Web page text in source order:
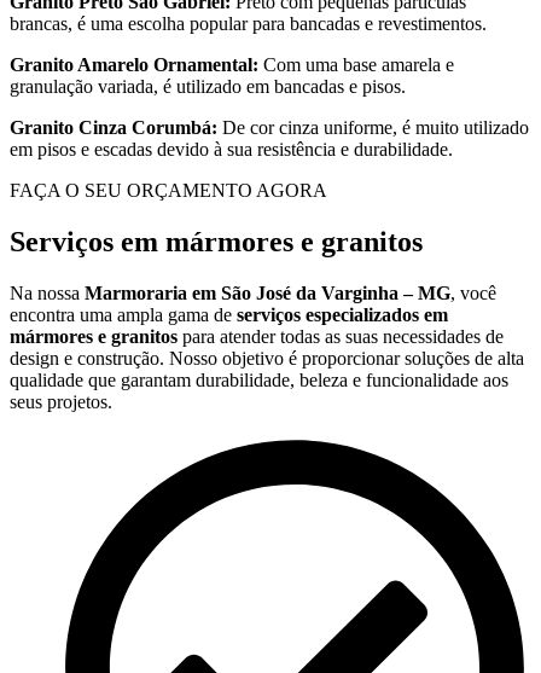
brancas, é uma escolha popular para bancadas e revestimentos.
Granito Amarelo Ornamental: Com uma base amarela e
granulação variada, é utilizado em bancadas e pisos.
Granito Cinza Corumbá: De cor cinza uniforme, é muito utilizado
em pisos e escadas devido à sua resistência e durabilidade.
FAÇA O SEU ORÇAMENTO AGORA
Serviços em mármores e granitos
Na nossa Marmoraria em São José da Varginha – MG, você
encontra uma ampla gama de serviços especializados em
mármores e granitos para atender todas as suas necessidades de
design e construção. Nosso objetivo é proporcionar soluções de alta
qualidade que garantam durabilidade, beleza e funcionalidade aos
seus projetos.